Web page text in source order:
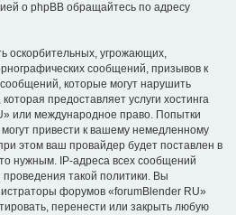
о phpBB обращайтесь по адресу
оскорбительных, угрожающих,
сообщений, призывов к
которые могут нарушить
предоставляет услуги хостинга
или международное право. Попытки
привести к вашему немедленному
этом ваш провайдер будет поставлен в
нужным. IP-адреса всех сообщений
такой политики. Вы
форумов «forumBlender RU»
перенести или закрыть любую